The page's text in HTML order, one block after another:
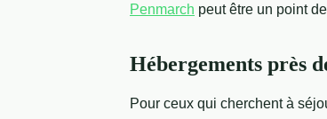
Penmarch peut être un point
Hébergements près
Pour ceux qui cherchent à